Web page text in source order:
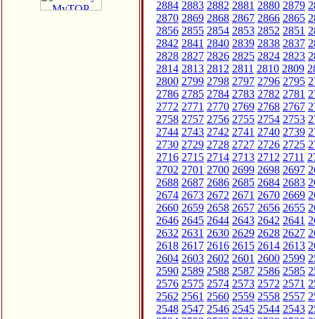
2884 2883 2882 2881 2880 2879
2870 2869 2868 2867 2866 2865
2856 2855 2854 2853 2852 2851
2842 2841 2840 2839 2838 2837
2828 2827 2826 2825 2824 2823
2814 2813 2812 2811 2810 2809
2800 2799 2798 2797 2796 2795
2786 2785 2784 2783 2782 2781
2772 2771 2770 2769 2768 2767
2758 2757 2756 2755 2754 2753
2744 2743 2742 2741 2740 2739
2730 2729 2728 2727 2726 2725
2716 2715 2714 2713 2712 2711
2702 2701 2700 2699 2698 2697
2688 2687 2686 2685 2684 2683
2674 2673 2672 2671 2670 2669
2660 2659 2658 2657 2656 2655
2646 2645 2644 2643 2642 2641
2632 2631 2630 2629 2628 2627
2618 2617 2616 2615 2614 2613
2604 2603 2602 2601 2600 2599
2590 2589 2588 2587 2586 2585
2576 2575 2574 2573 2572 2571
2562 2561 2560 2559 2558 2557
2548 2547 2546 2545 2544 2543